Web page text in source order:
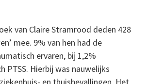
van Claire Stramrood deden 428
mee. 9% van hen had de
ervaren, bij 1,2%
PTSS. Hierbij was nauwelijks